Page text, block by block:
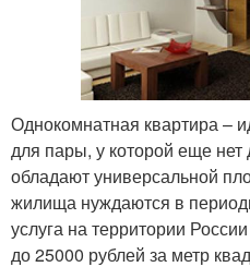
Однокомнатная квартира –
для пары, у которой еще нет
обладают универсальной
жилища нуждаются в
услуга на территории
до 25000 рублей за метр